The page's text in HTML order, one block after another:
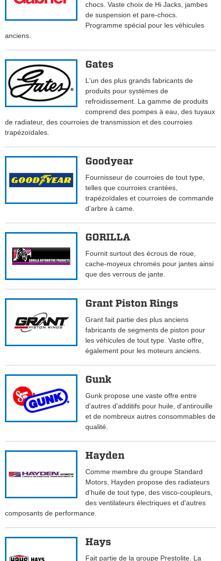
chocs. Vaste choix de Hi Jacks, jambes
de suspension et pare-chocs.
Programme spécial pour les véhicules
anciens.
Gates
L'un des plus grands fabricants de
produits pour systèmes de
refroidissement. La gamme de produits
comprend des pompes à eau, des tuyaux
de radiateur, des courroies de transmission et des courroies
trapézoïdales.
Goodyear
Fournisseur de courroies de tout type,
telles que courroies crantées,
trapézoïdales et courroies de commande
d'arbre à came.
GORILLA
Fournit surtout des écrous de roue,
cache-moyeux chromés pour jantes ainsi
que des verrous de jante.
Grant Piston Rings
Grant fait partie des plus anciens
fabricants de segments de piston pour
les véhicules de tout type. Vaste offre,
également pour les moteurs anciens.
Gunk
Gunk propose une vaste offre entre
d'autres d'additifs pour huile, d'antirouille
et de nombreux autres consommables de
qualité.
Hayden
Comme membre du groupe Standard
Motors, Hayden propose des radiateurs
d'huile de tout type, des visco-coupleurs,
des ventilateurs électriques et d'autres
composants de performance.
Hays
Fait partie de la groupe Prestolite. La